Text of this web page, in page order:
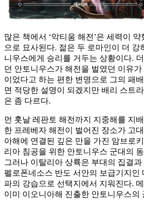
많은 책에서 ‘악티움 해전’은 세력이
으로 묘사된다. 젊은 두 로마인이 더 강
니우스에게 승리를 거두는 상황이다.
던 안토니우스가 해전을 벌였던 이유
이었다고 하는 편한 변명으로 그의 패
면 적당한 설명이 되겠지만 배리 스트
은 좀 다르다.
먼 훗날 레판토 해전까지 지중해를 지
한 프레베자 해전이 벌어진 장소가 고
아해에 연결된 깊은 만을 가진 암브로
리아 침공을 위한 안토니우스 군대의
그러나 이탈리아 상륙은 부대의 집결과
펠로폰네소스 반도 서안의 보급기지인
파의 강습으로 선택지에서 지워진다.
이미 이오니아해 진출한 안토니우스의